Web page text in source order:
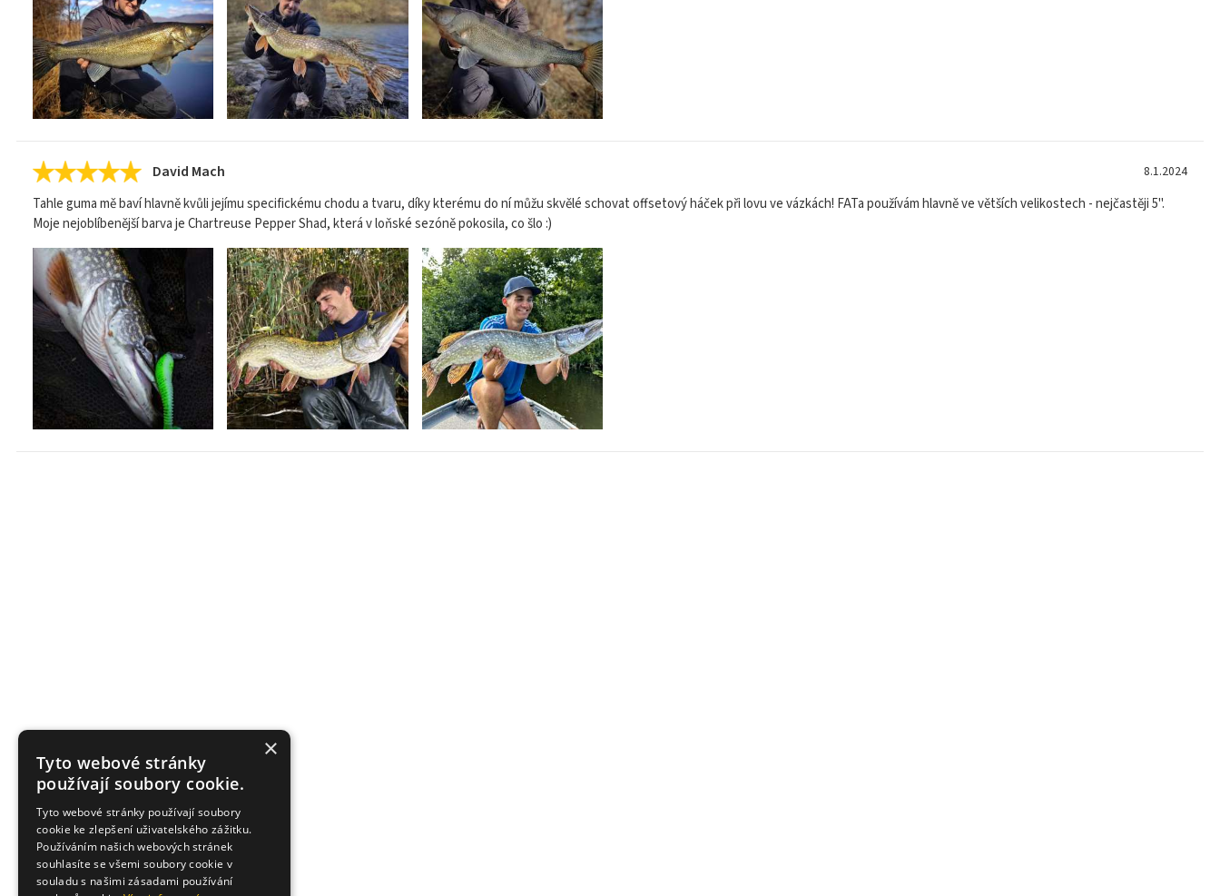
David Mach 8.1.2024
Tahle guma mě baví hlavně kvůli jejímu specifickému chodu a tvaru, díky kterému do ní můžu skvělé schovat offsetový háček při lovu ve vázkách! FATa používám hlavně ve větších velikostech - nejčastěji 5".
Moje nejoblíbenější barva je Chartreuse Pepper Shad, která v loňské sezóně pokosila, co šlo :)
×
Tyto webové stránky
používají soubory cookie.
Tyto webové stránky používají soubory
cookie ke zlepšení uživatelského zážitku.
Používáním našich webových stránek
souhlasíte se všemi soubory cookie v
souladu s našimi zásadami používání